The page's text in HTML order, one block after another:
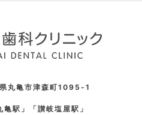
丸亀市津森町1095-1
駅」「讃岐塩屋駅」